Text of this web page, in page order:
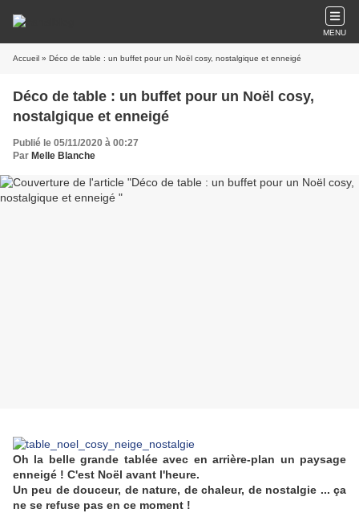
MENU
Accueil » Déco de table : un buffet pour un Noël cosy, nostalgique et enneigé
Déco de table : un buffet pour un Noël cosy,
nostalgique et enneigé
Publié le 05/11/2020 à 00:27
Par Melle Blanche
Oh la belle grande tablée avec en arrière-plan un paysage
enneigé ! C'est Noël avant l'heure.
Un peu de douceur, de nature, de chaleur, de nostalgie ... ça
ne se refuse pas en ce moment !